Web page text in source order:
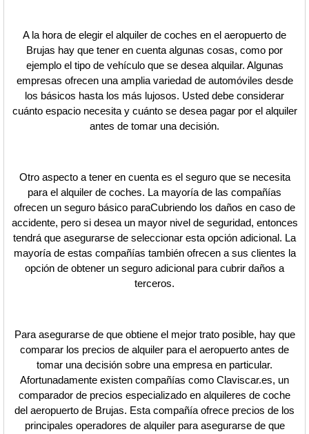
A la hora de elegir el alquiler de coches en el aeropuerto de
Brujas hay que tener en cuenta algunas cosas, como por
ejemplo el tipo de vehículo que se desea alquilar. Algunas
empresas ofrecen una amplia variedad de automóviles desde
los básicos hasta los más lujosos. Usted debe considerar
cuánto espacio necesita y cuánto se desea pagar por el alquiler
antes de tomar una decisión.
Otro aspecto a tener en cuenta es el seguro que se necesita
para el alquiler de coches. La mayoría de las compañías
ofrecen un seguro básico paraCubriendo los daños en caso de
accidente, pero si desea un mayor nivel de seguridad, entonces
tendrá que asegurarse de seleccionar esta opción adicional. La
mayoría de estas compañías también ofrecen a sus clientes la
opción de obtener un seguro adicional para cubrir daños a
terceros.
Para asegurarse de que obtiene el mejor trato posible, hay que
comparar los precios de alquiler para el aeropuerto antes de
tomar una decisión sobre una empresa en particular.
Afortunadamente existen compañías como Claviscar.es, un
comparador de precios especializado en alquileres de coche
del aeropuerto de Brujas. Esta compañía ofrece precios de los
principales operadores de alquiler para asegurarse de que